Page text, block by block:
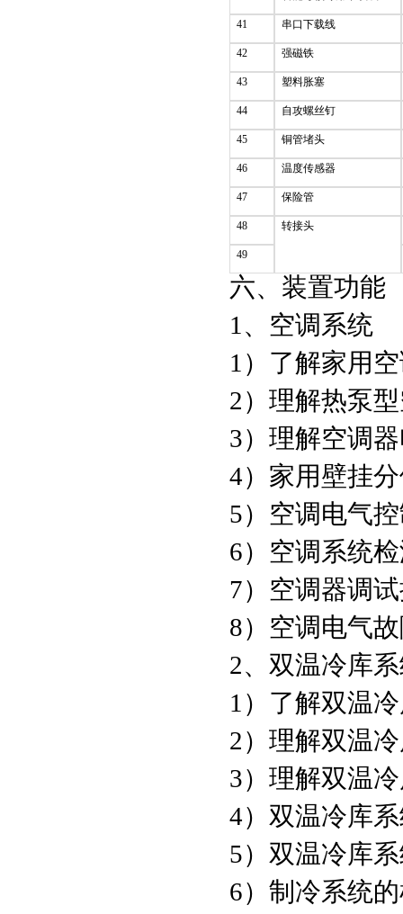
41 串口下载线
42 强磁铁
43 塑料胀塞
44 自攻螺丝钉
45 铜管堵头
46 温度传感器
47 保险管
48 转接头
49
六、装置功能
1、空调系统
1）了解家用
2）理解热泵
3）理解空调
4）家用壁挂
5）空调电气
6）空调系统
7）空调器调
8）空调电气
2、双温冷库
1）了解双温
2）理解双温
3）理解双温
4）双温冷库
5）双温冷库
6）制冷系统